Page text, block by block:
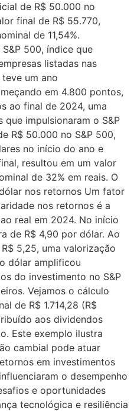
de R$ 50.000 no
final de R$ 55.770,
de 11,54%.
500, índice que
listadas nas
um ano
em 4.800 pontos,
ao final de 2024, uma
impulsionaram o S&P
R$ 50.000 no S&P 500,
no início do ano e
resultou em um valor
de 32% em reais. O
nos retornos Um fator
nos retornos é a
real em 2024. No início
de R$ 4,90 por dólar. Ao
5,25, uma valorização
dólar amplificou
do investimento no S&P
Vejamos o cálculo
de R$ 1.714,28 (R$
aos dividendos
Este exemplo ilustra
cambial pode atuar
em investimentos
o desempenho
e oportunidades
tecnológica e resiliência